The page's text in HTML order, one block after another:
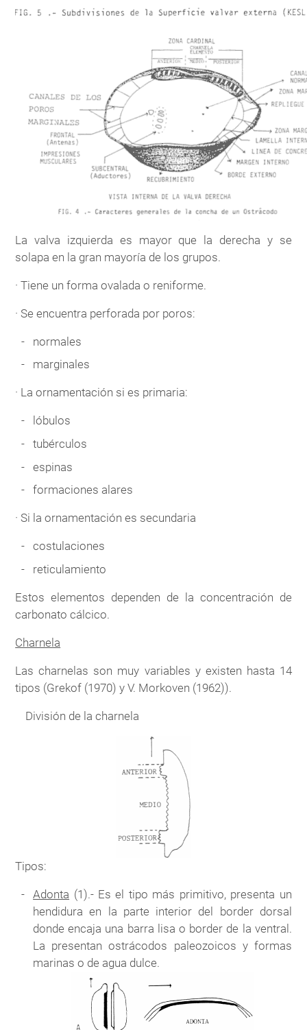
La valva izquierda es mayor que la derecha y se
solapa en la gran mayoría de los grupos.
· Tiene un forma ovalada o reniforme.
· Se encuentra perforada por poros:
normales
marginales
· La ornamentación si es primaria:
lóbulos
tubérculos
espinas
formaciones alares
· Si la ornamentación es secundaria
costulaciones
reticulamiento
Estos elementos dependen de la concentración de
carbonato cálcico.
Charnela
Las charnelas son muy variables y existen hasta 14
tipos (Grekof (1970) y V. Morkoven (1962)).
División de la charnela
Tipos:
Adonta (1).- Es el tipo más primitivo, presenta un
hendidura en la parte interior del border dorsal
donde encaja una barra lisa o border de la ventral.
La presentan ostrácodos paleozoicos y formas
marinas o de agua dulce.